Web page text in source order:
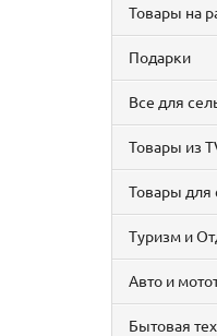
Товары на
Подарки
Все для
Товары из
Товары для
Туризм и
Авто и
Бытовая